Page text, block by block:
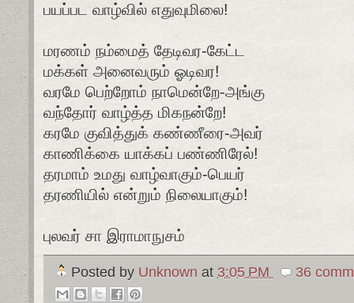
பயப்பட வாழ்வில் எதுவுமிலை!
மரணம் நம்மைத் தேடிவர-கேட்ட
மக்கள் அனைவரும் ஓடிவர!
வரமே பெற்றோம் நாமென்றே-அங்கு
வந்தோர் வாழ்த்த மிகநன்றே!
கரமே குவித்துக் கண்ணீரை-அவர்
காணிக்கை யாக்கப் பண்ணிரேல்!
தரமாம் உமது வாழ்வாகும்-பெயர்
தரணியில் என்றும் நிலையாகும்!
புலவர் சா இராமாநுசம்
Posted by Unknown at 3:05 PM 36